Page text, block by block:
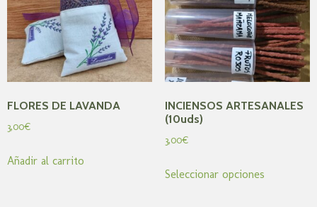
FLORES DE LAVANDA
3,00€
Añadir al carrito
INCIENSOS ARTESANALES
(10uds)
3,00€
Seleccionar opciones